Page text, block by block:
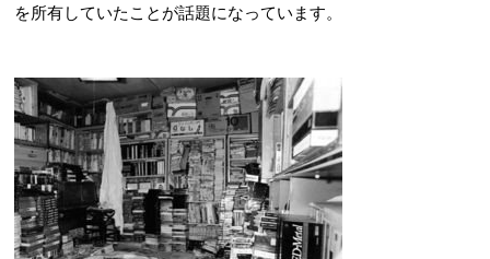
を所有していたことが話題になっています。